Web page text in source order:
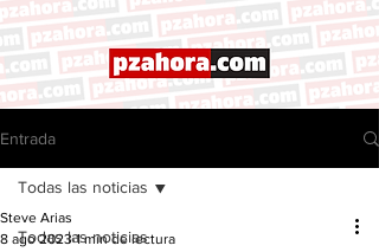
Entrada
Todas las noticias
Todas las noticias
Steve Arias
8 ago 2023 1 min de lectura